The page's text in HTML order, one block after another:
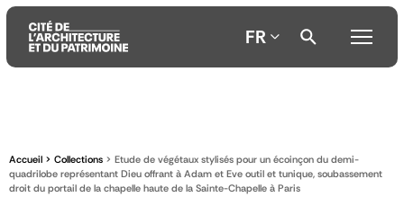
contenu
principal
menu
principal
la
recherche
FR
Accueil Collections
Etude de végétaux stylisés pour un écoinçon du demi-
quadrilobe représentant Dieu offrant à Adam et Eve outil et tunique, soubassement
droit du portail de la chapelle haute de la Sainte-Chapelle à Paris